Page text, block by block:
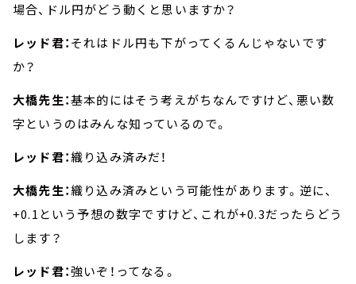
場合、ドル円がどう動くと思いますか？
レッド君：それはドル円も下がってくるんじゃないです
か？
大橋先生：基本的にはそう考えがちなんですけど、悪い数
字というのはみんな知っているので。
レッド君：織り込み済みだ！
大橋先生：織り込み済みという可能性があります。逆に、
+0.1という予想の数字ですけど、これが+0.3だったらどう
します？
レッド君：強いぞ！ってなる。